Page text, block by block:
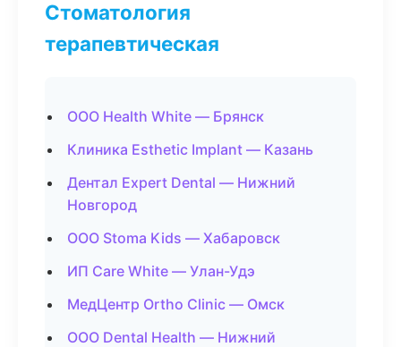
Стоматология
терапевтическая
ООО Health White — Брянск
Клиника Esthetic Implant — Казань
Дентал Expert Dental — Нижний
Новгород
ООО Stoma Kids — Хабаровск
ИП Care White — Улан-Удэ
МедЦентр Ortho Clinic — Омск
ООО Dental Health — Нижний